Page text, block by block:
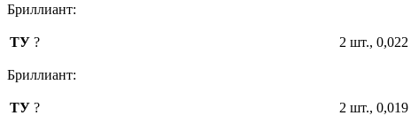
Бриллиант:
ТУ ? 2 шт., 0,022
Бриллиант:
ТУ ? 2 шт., 0,019